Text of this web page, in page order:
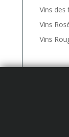
Vins des
Vins
Vins